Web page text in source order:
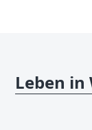
Leben in